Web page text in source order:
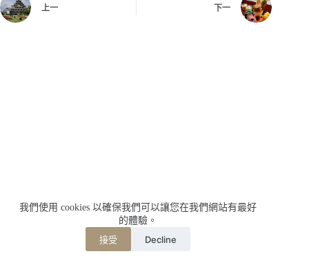
我們使用 cookies 以確保我們可以讓您在我們網站有最好
的體驗。
接受 Decline
上一 下一